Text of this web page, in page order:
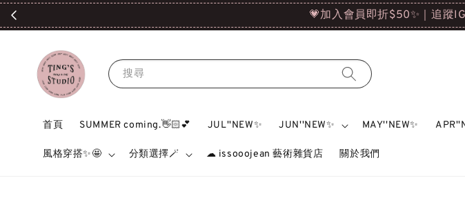
💗加入會員即折$50✨｜追蹤
搜尋
首頁 SUMMER coming.👋🏻💕 JUL''NEW✨ JUN''NEW✨ MAY''NEW✨
風格穿搭✨🤩 分類選擇🪄 ☁ issooojean 藝術雜貨店 關於我們